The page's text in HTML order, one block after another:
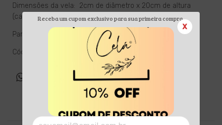
Receba um cupom exclusivo para sua primeira compra.
X
Dimensões da vela: 2cm de diâmetro x 20cm de altura
(cada)
Para velas de 2,5 cm de diâmetro
Cód: ACCA113